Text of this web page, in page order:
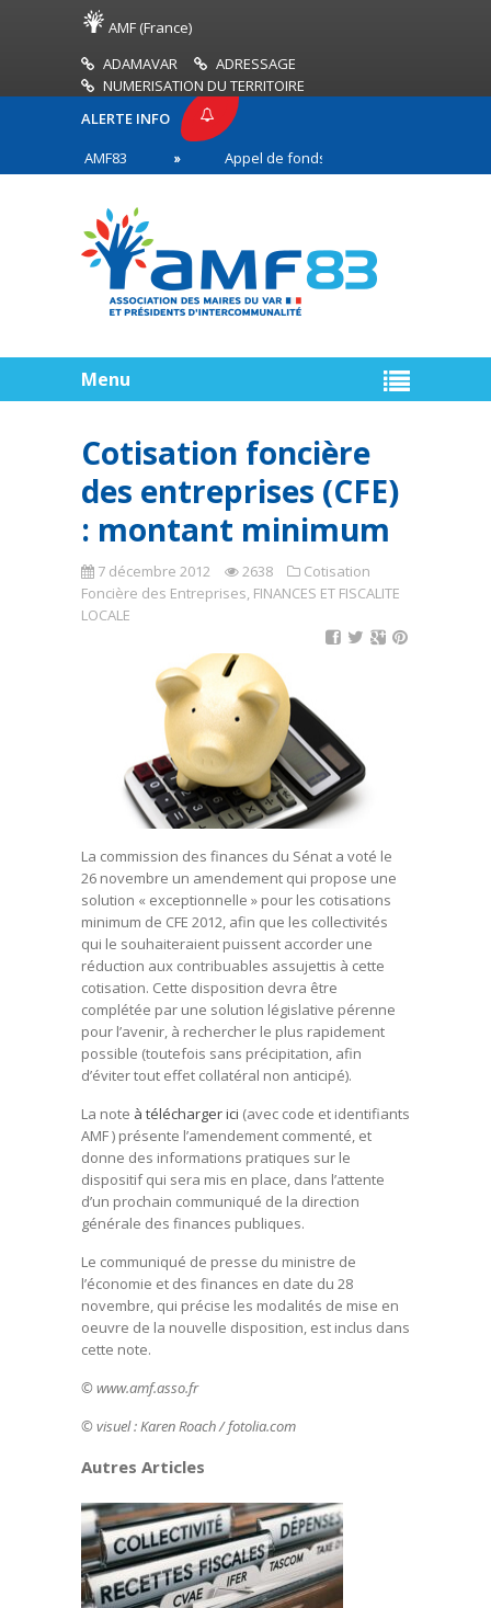
AMF (France)
ADAMAVAR
ADRESSAGE
NUMERISATION DU TERRITOIRE
ALERTE INFO
AMF83
Appel de fonds incendies de forêt
en première ligne
Menu
Cotisation foncière
des entreprises (CFE)
: montant minimum
7 décembre 2012 2638
Cotisation
Foncière des Entreprises, FINANCES ET FISCALITE
LOCALE
La commission des finances du Sénat a voté le
26 novembre un amendement qui propose une
solution « exceptionnelle » pour les cotisations
minimum de CFE 2012, afin que les collectivités
qui le souhaiteraient puissent accorder une
réduction aux contribuables assujettis à cette
cotisation. Cette disposition devra être
complétée par une solution législative pérenne
pour l’avenir, à rechercher le plus rapidement
possible (toutefois sans précipitation, afin
d’éviter tout effet collatéral non anticipé).
La note à télécharger ici (avec code et identifiants
AMF ) présente l’amendement commenté, et
donne des informations pratiques sur le
dispositif qui sera mis en place, dans l’attente
d’un prochain communiqué de la direction
générale des finances publiques.
Le communiqué de presse du ministre de
l’économie et des finances en date du 28
novembre, qui précise les modalités de mise en
oeuvre de la nouvelle disposition, est inclus dans
cette note.
© www.amf.asso.fr
© visuel : Karen Roach / fotolia.com
Autres Articles